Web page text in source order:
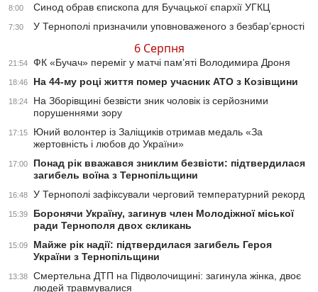
8:00 Синод обрав єпископа для Бучацької єпархії УГКЦ
7:30 У Тернополі призначили уповноваженого з безбар’єрності
6 Серпня
21:54 ФК «Бучач» переміг у матчі пам’яті Володимира Дроня
18:46 На 44-му році життя помер учасник АТО з Козівщини
18:24
На Зборівщині безвісти зник чоловік із серйозними
порушеннями зору
17:15
Юний волонтер із Заліщиків отримав медаль «За
жертовність і любов до України»
17:00
Понад рік вважався зниклим безвісти: підтвердилася
загибель воїна з Тернопільщини
16:48 У Тернополі зафіксували черговий температурний рекорд
15:39
Боронячи Україну, загинув член Молодіжної міської
ради Тернополя двох скликань
15:09
Майже рік надії: підтвердилася загибель Героя
України з Тернопільщини
13:38
Смертельна ДТП на Підволочищині: загинула жінка, двоє
людей травмувалися